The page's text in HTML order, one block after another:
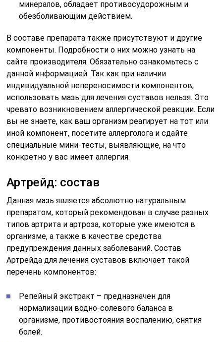
минералов, обладает противосудорожным и
обезболивающим действием.
В составе препарата также присутствуют и другие
компоненты. Подробности о них можно узнать на
сайте производителя. Обязательно ознакомьтесь с
данной информацией. Так как при наличии
индивидуальной непереносимости компонентов,
использовать мазь для лечения суставов нельзя. Это
чревато возникновением аллергической реакции. Если
вы не знаете, как ваш организм реагирует на тот или
иной компонент, посетите аллерголога и сдайте
специальные мини-тесты, выявляющие, на что
конкретно у вас имеет аллергия.
Артрейд: состав
Данная мазь является абсолютно натуральным
препаратом, который рекомендован в случае разных
типов артрита и артроза, которые уже имеются в
организме, а также в качестве средства
предупреждения данных заболеваний. Состав
Артрейда для лечения суставов включает такой
перечень компонентов:
Репейный экстракт – предназначен для
нормализации водно-солевого баланса в
организме, противостояния воспалению, снятия
болей.